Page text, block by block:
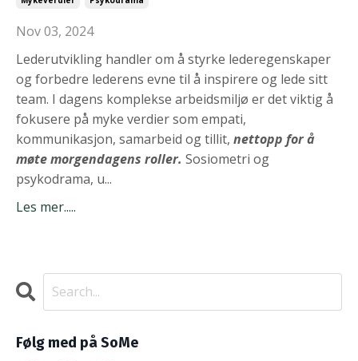
Nov 03, 2024
Lederutvikling handler om å styrke lederegenskaper
og forbedre lederens evne til å inspirere og lede sitt
team. I dagens komplekse arbeidsmiljø er det viktig å
fokusere på myke verdier som empati,
kommunikasjon, samarbeid og tillit, nettopp for å
møte morgendagens roller. Sosiometri og
psykodrama, u...
Les mer.....
Følg med på SoMe